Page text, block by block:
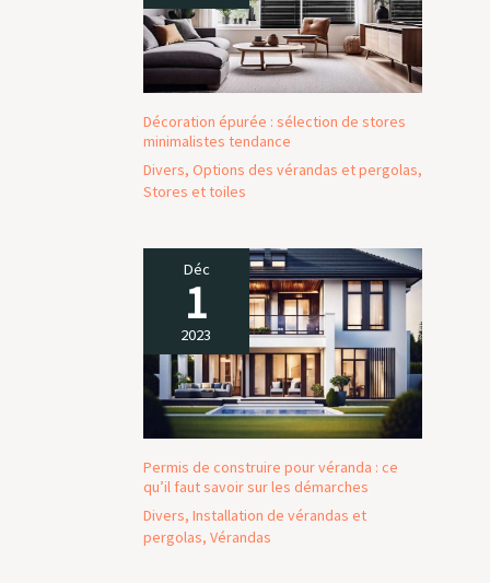
Décoration épurée : sélection de stores
minimalistes tendance
Divers, Options des vérandas et pergolas,
Stores et toiles
Déc
1
2023
Permis de construire pour véranda : ce
qu’il faut savoir sur les démarches
Divers, Installation de vérandas et
pergolas, Vérandas